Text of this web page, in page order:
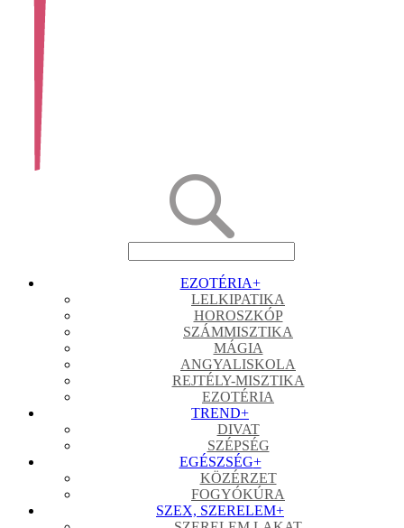
EZOTÉRIA+
LELKIPATIKA
HOROSZKÓP
SZÁMMISZTIKA
MÁGIA
ANGYALISKOLA
REJTÉLY-MISZTIKA
EZOTÉRIA
TREND+
DIVAT
SZÉPSÉG
EGÉSZSÉG+
KÖZÉRZET
FOGYÓKÚRA
SZEX, SZERELEM+